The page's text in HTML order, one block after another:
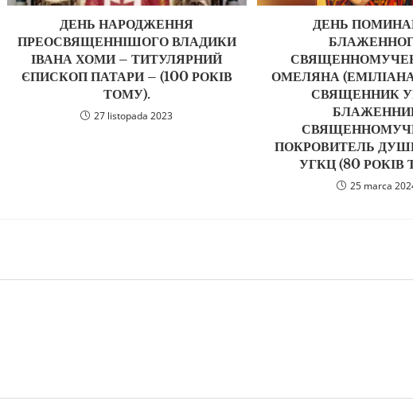
ДЕНЬ НАРОДЖЕННЯ
ПРЕОСВЯЩЕННІШОГО ВЛАДИКИ
ІВАНА ХОМИ – ТИТУЛЯРНИЙ
ЄПИСКОП ПАТАРИ – (100 РОКІВ
ТОМУ).
27 listopada 2023
ДЕНЬ
ОМЕЛЯНА
СВЯЩЕННИК
ПОКРОВИТЕЛЬ
УГКЦ (80 РОКІВ
25 marca